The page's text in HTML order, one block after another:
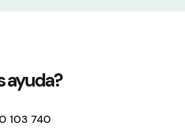
ayuda?
103 740